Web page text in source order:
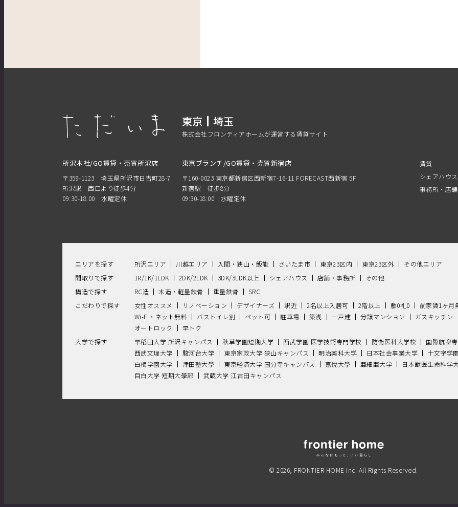
東京 埼玉
株式会社フロンティアホームが運営する賃貸サイト
所沢本社/GO賃貸・売買所沢店
〒359-1123 埼玉県所沢市日吉町28-7
所沢駅 西口より徒歩4分
09:30-18:00 水曜定休
東京ブランチ/GO賃貸・売買新宿店
〒160-0023 東京都新宿区西新宿7-16-11 FORECAST西新宿 5F
新宿駅 徒歩8分
09:30-18:00 水曜定休
賃貸
シェアハウス
事務所・店舗
エリアを探す 所沢エリア 川越エリア 入間・狭山・飯能 さいたま市 東京23区内 東京23区外
その他エリア
間取りで探す
1R/1K/1LDK 2DK/2LDK 3DK/3LDK以上 シェアハウス 店舗・事務所
その他
構造で探す
RC造 木造・軽量鉄骨 重量鉄骨
SRC
こだわりで探す
女性オススメ リノベーション デザイナーズ 駅近 2名以上入居可 2階以上 敷0礼0
前家賃1ヶ月
Wi-Fi・ネット無料
バストイレ別 ペット可 駐車場 築浅 一戸建 分譲マンション
ガスキッチン
オートロック
早トク
大学で探す
早稲田大学 所沢キャンパス 秋草学園短期大学 西武学園 医学技術専門学校 防衛医科大学校
国際航空
西武文理大学
駿河台大学 東京家政大学 狭山キャンパス 明治薬科大学 日本社会事業大学
十文字学
白梅学園大学
津田塾大學 東京経済大学 国分寺キャンパス 嘉悅大學 亜細亜大学
日本獣医生命科学
目白大学 短期大學部
武蔵大学 江古田キャンパス
© 2026, FRONTIER HOME Inc. All Rights Reserved.